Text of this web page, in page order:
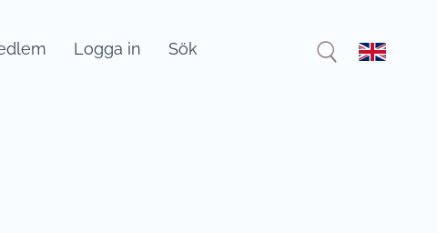
Logga in Sök